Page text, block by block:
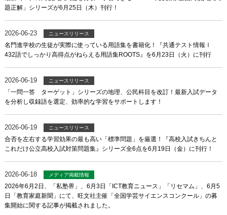
題正解」シリーズが6月25日（木）刊行！
2026-06-23 ニュースリリース
名門進学校の生徒が実際に使っている用語集を書籍化！『共通テスト情報Ⅰ
432語でしっかり高得点がねらえる用語集ROOTS』を6月23日（火）に刊行
2026-06-19 ニュースリリース
「一問一答 ターゲット」シリーズの地理、公民科目を改訂！最新入試データ
を分析し収録語を選定、効率的な学習をサポートします！
2026-06-19 ニュースリリース
合否を左右する学習効果の最も高い「標準問題」を厳選！『高校入試きちんと
これだけ公立高校入試対策問題集』シリーズ全6点を6月19日（金）に刊行！
2026-06-18 メディア掲載情報
2026年6月2日、「私塾界」、6月3日「ICT教育ニュース」「リセマム」、6月5
日「教育家庭新聞」にて、旺文社主催「全国学芸サイエンスコンクール」の募
集開始に関する記事が掲載されました。